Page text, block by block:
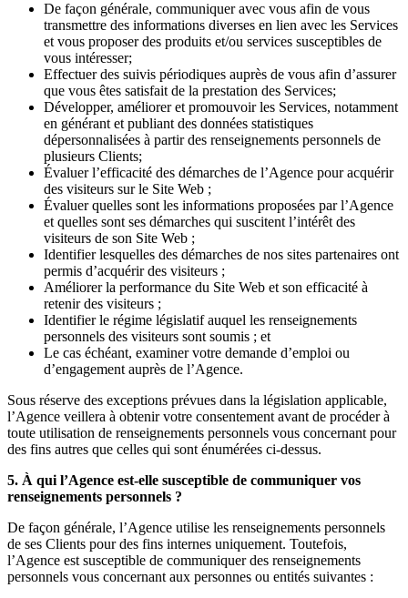
De façon générale, communiquer avec vous afin de vous
transmettre des informations diverses en lien avec les Services
et vous proposer des produits et/ou services susceptibles de
vous intéresser;
Effectuer des suivis périodiques auprès de vous afin d’assurer
que vous êtes satisfait de la prestation des Services;
Développer, améliorer et promouvoir les Services, notamment
en générant et publiant des données statistiques
dépersonnalisées à partir des renseignements personnels de
plusieurs Clients;
Évaluer l’efficacité des démarches de l’Agence pour acquérir
des visiteurs sur le Site Web ;
Évaluer quelles sont les informations proposées par l’Agence
et quelles sont ses démarches qui suscitent l’intérêt des
visiteurs de son Site Web ;
Identifier lesquelles des démarches de nos sites partenaires ont
permis d’acquérir des visiteurs ;
Améliorer la performance du Site Web et son efficacité à
retenir des visiteurs ;
Identifier le régime législatif auquel les renseignements
personnels des visiteurs sont soumis ; et
Le cas échéant, examiner votre demande d’emploi ou
d’engagement auprès de l’Agence.
Sous réserve des exceptions prévues dans la législation applicable,
l’Agence veillera à obtenir votre consentement avant de procéder à
toute utilisation de renseignements personnels vous concernant pour
des fins autres que celles qui sont énumérées ci-dessus.
5. À qui l’Agence est-elle susceptible de communiquer vos
renseignements personnels ?
De façon générale, l’Agence utilise les renseignements personnels
de ses Clients pour des fins internes uniquement. Toutefois,
l’Agence est susceptible de communiquer des renseignements
personnels vous concernant aux personnes ou entités suivantes :